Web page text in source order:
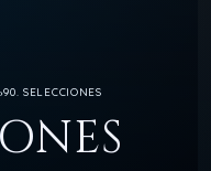
›90. SELECCIONES